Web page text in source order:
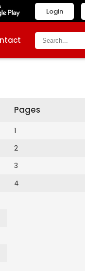
Login
Pages
1
2
3
4